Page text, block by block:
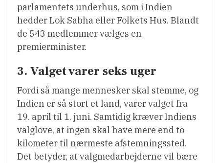
parlamentets underhus, som i Indien
hedder Lok Sabha eller Folkets Hus. Blandt
de 543 medlemmer vælges en
premierminister.
3. Valget varer seks uger
Fordi så mange mennesker skal stemme, og
Indien er så stort et land, varer valget fra
19. april til 1. juni. Samtidig kræver Indiens
valglove, at ingen skal have mere end to
kilometer til nærmeste afstemningssted.
Det betyder, at valgmedarbejderne vil bære